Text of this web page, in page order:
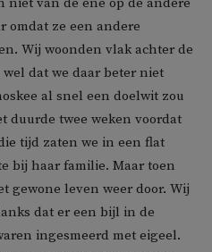
omdat ze een andere
Wij woonden vlak achter de
dat we daar beter niet
al snel een doelwit zou
duurde twee weken voordat
tijd zaten we in een flat
bij haar familie. Maar toen
gewone leven weer door. Wij
dat er een bijl in de
ingesmeerd met eigeel.